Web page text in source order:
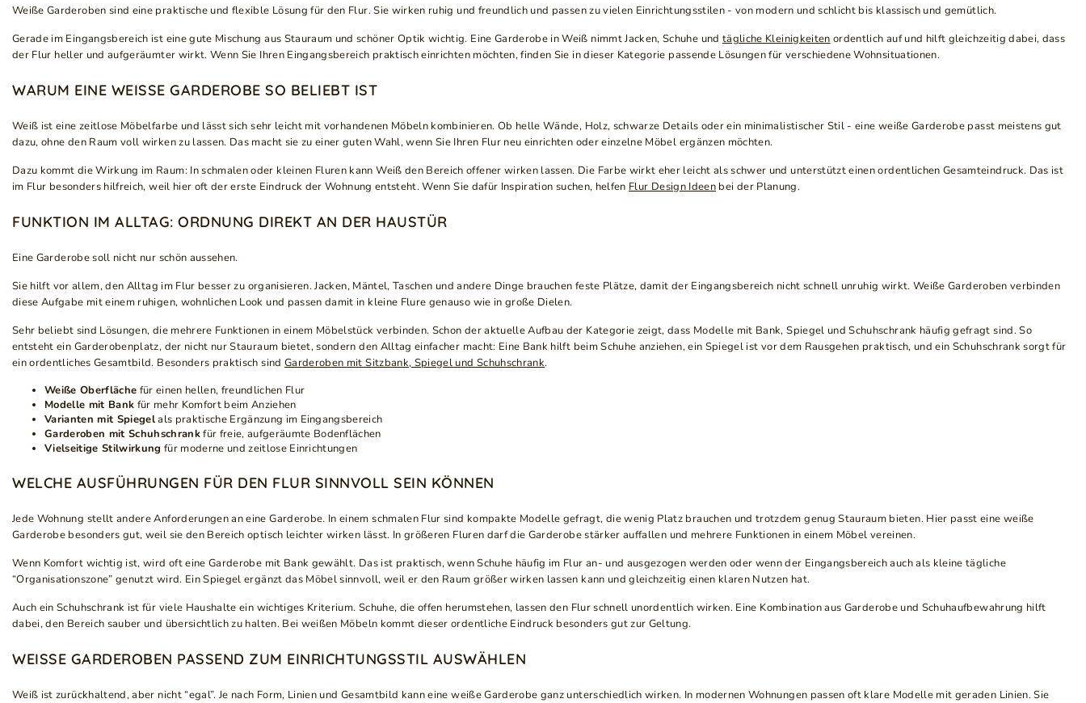
Weiße Garderoben sind eine praktische und flexible Lösung für den Flur. Sie wirken ruhig und freundlich und passen zu vielen Einrichtungsstilen - von modern und schlicht bis klassisch und gemütlich.
Gerade im Eingangsbereich ist eine gute Mischung aus Stauraum und schöner Optik wichtig. Eine Garderobe in Weiß nimmt Jacken, Schuhe und tägliche Kleinigkeiten ordentlich auf und hilft gleichzeitig dabei, dass
der Flur heller und aufgeräumter wirkt. Wenn Sie Ihren Eingangsbereich praktisch einrichten möchten, finden Sie in dieser Kategorie passende Lösungen für verschiedene Wohnsituationen.
WARUM EINE WEISSE GARDEROBE SO BELIEBT IST
Weiß ist eine zeitlose Möbelfarbe und lässt sich sehr leicht mit vorhandenen Möbeln kombinieren. Ob helle Wände, Holz, schwarze Details oder ein minimalistischer Stil - eine weiße Garderobe passt meistens gut
dazu, ohne den Raum voll wirken zu lassen. Das macht sie zu einer guten Wahl, wenn Sie Ihren Flur neu einrichten oder einzelne Möbel ergänzen möchten.
Dazu kommt die Wirkung im Raum: In schmalen oder kleinen Fluren kann Weiß den Bereich offener wirken lassen. Die Farbe wirkt eher leicht als schwer und unterstützt einen ordentlichen Gesamteindruck. Das ist
im Flur besonders hilfreich, weil hier oft der erste Eindruck der Wohnung entsteht. Wenn Sie dafür Inspiration suchen, helfen Flur Design Ideen bei der Planung.
FUNKTION IM ALLTAG: ORDNUNG DIREKT AN DER HAUSTÜR
Eine Garderobe soll nicht nur schön aussehen.
Sie hilft vor allem, den Alltag im Flur besser zu organisieren. Jacken, Mäntel, Taschen und andere Dinge brauchen feste Plätze, damit der Eingangsbereich nicht schnell unruhig wirkt. Weiße Garderoben verbinden
diese Aufgabe mit einem ruhigen, wohnlichen Look und passen damit in kleine Flure genauso wie in große Dielen.
Sehr beliebt sind Lösungen, die mehrere Funktionen in einem Möbelstück verbinden. Schon der aktuelle Aufbau der Kategorie zeigt, dass Modelle mit Bank, Spiegel und Schuhschrank häufig gefragt sind. So
entsteht ein Garderobenplatz, der nicht nur Stauraum bietet, sondern den Alltag einfacher macht: Eine Bank hilft beim Schuhe anziehen, ein Spiegel ist vor dem Rausgehen praktisch, und ein Schuhschrank sorgt für
ein ordentliches Gesamtbild. Besonders praktisch sind Garderoben mit Sitzbank, Spiegel und Schuhschrank.
Weiße Oberfläche für einen hellen, freundlichen Flur
Modelle mit Bank für mehr Komfort beim Anziehen
Varianten mit Spiegelals praktische Ergänzung im Eingangsbereich
Garderoben mit Schuhschrankfür freie, aufgeräumte Bodenflächen
Vielseitige Stilwirkung für moderne und zeitlose Einrichtungen
WELCHE AUSFÜHRUNGEN FÜR DEN FLUR SINNVOLL SEIN KÖNNEN
Jede Wohnung stellt andere Anforderungen an eine Garderobe. In einem schmalen Flur sind kompakte Modelle gefragt, die wenig Platz brauchen und trotzdem genug Stauraum bieten. Hier passt eine weiße
Garderobe besonders gut, weil sie den Bereich optisch leichter wirken lässt. In größeren Fluren darf die Garderobe stärker auffallen und mehrere Funktionen in einem Möbel vereinen.
Wenn Komfort wichtig ist, wird oft eine Garderobe mit Bank gewählt. Das ist praktisch, wenn Schuhe häufig im Flur an- und ausgezogen werden oder wenn der Eingangsbereich auch als kleine tägliche
“Organisationszone” genutzt wird. Ein Spiegel ergänzt das Möbel sinnvoll, weil er den Raum größer wirken lassen kann und gleichzeitig einen klaren Nutzen hat.
Auch ein Schuhschrank ist für viele Haushalte ein wichtiges Kriterium. Schuhe, die offen herumstehen, lassen den Flur schnell unordentlich wirken. Eine Kombination aus Garderobe und Schuhaufbewahrung hilft
dabei, den Bereich sauber und übersichtlich zu halten. Bei weißen Möbeln kommt dieser ordentliche Eindruck besonders gut zur Geltung.
WEISSE GARDEROBEN PASSEND ZUM EINRICHTUNGSSTIL AUSWÄHLEN
Weiß ist zurückhaltend, aber nicht “egal”. Je nach Form, Linien und Gesamtbild kann eine weiße Garderobe ganz unterschiedlich wirken. In modernen Wohnungen passen oft klare Modelle mit geraden Linien. Sie